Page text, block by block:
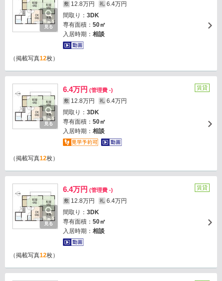
画像を
見る
敷 12.8万円 礼 6.4万円
間取り： 3DK
専有面積： 50㎡
入居時期： 相談
（掲載写真12枚）
画像を
見る
6.4万円 (管理費 -)
敷 12.8万円 礼 6.4万円
間取り： 3DK
専有面積： 50㎡
入居時期： 相談
賃貸
（掲載写真12枚）
画像を
見る
6.4万円 (管理費 -)
敷 12.8万円 礼 6.4万円
間取り： 3DK
専有面積： 50㎡
入居時期： 相談
賃貸
（掲載写真12枚）